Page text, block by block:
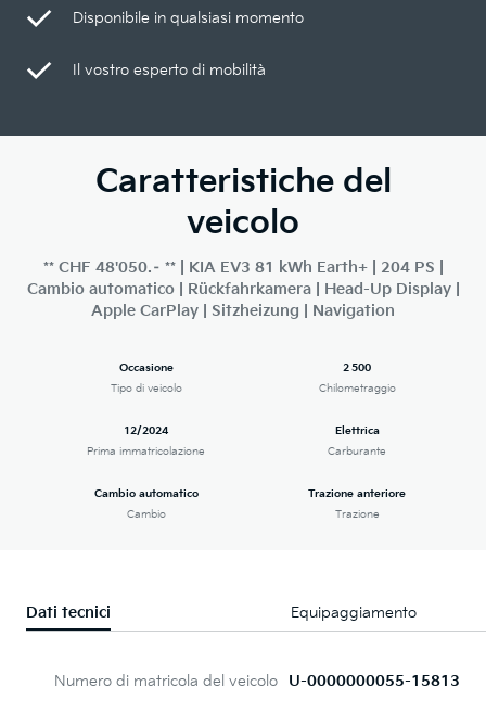
Disponibile in qualsiasi momento
Il vostro esperto di mobilità
Caratteristiche del
veicolo
** CHF 48'050.– ** | KIA EV3 81 kWh Earth+ | 204 PS |
Cambio automatico | Rückfahrkamera | Head-Up Display |
Apple CarPlay | Sitzheizung | Navigation
Occasione
Tipo di veicolo
2 500
Chilometraggio
12/2024
Prima immatricolazione
Elettrica
Carburante
Cambio automatico
Cambio
Trazione anteriore
Trazione
Dati tecnici Equipaggiamento
Numero di matricola del veicolo U-0000000055-15813